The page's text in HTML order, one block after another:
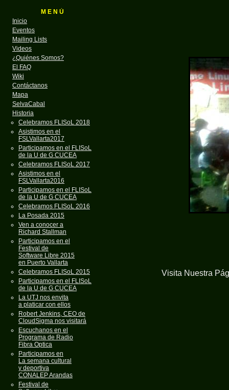
M E N Ú
Inicio
Eventos
Mailing Lists
Videos
¿Quiénes Somos?
El FAQ
Wiki
Contáctanos
Mapa
SelvaCabal
Historia
Celebramos FLISoL 2018
Asistimos en el
FSLVallarta2017
Participamos en el FLISoL
de la U de G CUCEA
Celebramos FLISoL 2017
Asistimos en el
FSLVallarta2016
Participamos en el FLISoL
de la U de G CUCEA
Celebramos FLISoL 2016
La Posada 2015
Ven a conocer a
Richard Stallman
Participamos en el
Festival de
Software Libre 2015
en Puerto Vallarta
Celebramos FLISoL 2015
Participamos en el FLISoL
de la U de G CUCEA
La UTJ nos envita
a platicar con ellos
Robert Jenkins, CEO de
CloudSigma nos visitará
Escuchanos en el
Programa de Radio
Fibra Optica
Participamos en
La semana cultural
y deportiva
CONALEP Arandas
Festival de
Visita Nuestra